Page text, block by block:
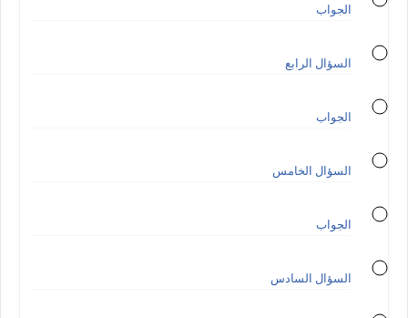
الجواب
السؤال الرابع
الجواب
السؤال الخامس
الجواب
السؤال السادس